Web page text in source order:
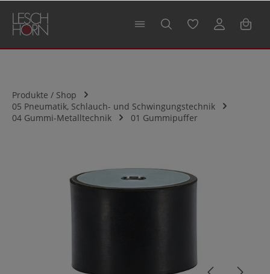
springen
Produkte / Shop
05 Pneumatik, Schlauch- und Schwingungstechnik
04 Gummi-Metalltechnik
01 Gummipuffer